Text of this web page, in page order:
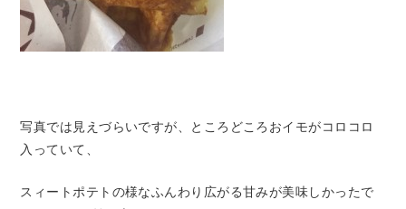
写真では見えづらいですが、ところどころおイモがコロコロ
入っていて、
スィートポテトの様なふんわり広がる甘みが美味しかったで